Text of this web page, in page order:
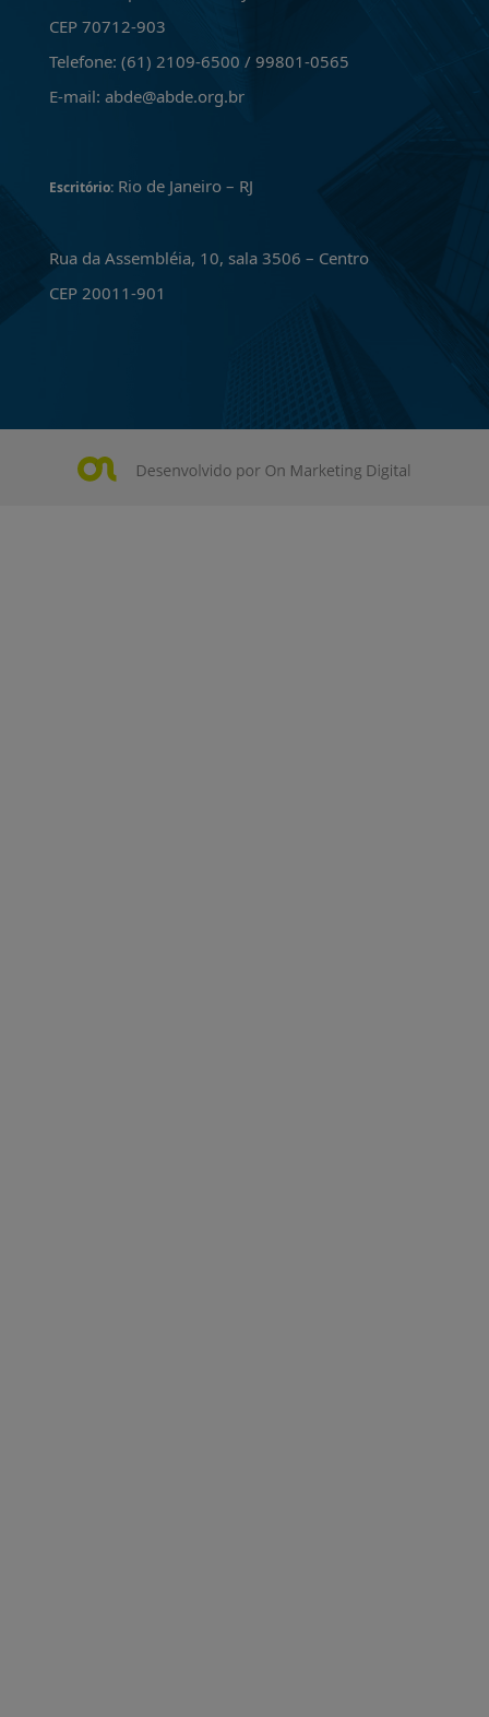
CEP 70712-903
Telefone: (61) 2109-6500 / 99801-0565
E-mail: abde@abde.org.br
Escritório:Rio de Janeiro – RJ
Rua da Assembléia, 10, sala 3506 – Centro
CEP 20011-901